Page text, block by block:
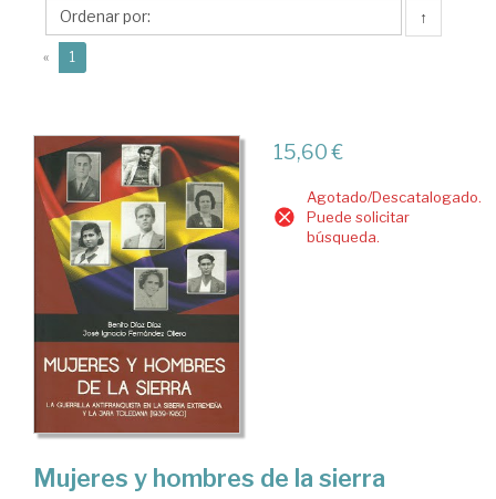
José
Ignacio
↑
« 1
15,60 €
Agotado/Descatalogado.
Puede solicitar
búsqueda.
Mujeres y hombres de la sierra